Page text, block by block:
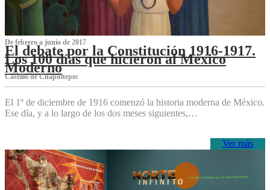
De febrero a junio de 2017
El debate por la Constitución 1916-1917.
Los 100 días que hicieron al México
Moderno
Castillo de Chapultepec
El 1º de diciembre de 1916 comenzó la historia moderna de México.
Ese día, y a lo largo de los dos meses siguientes,…
Ver más